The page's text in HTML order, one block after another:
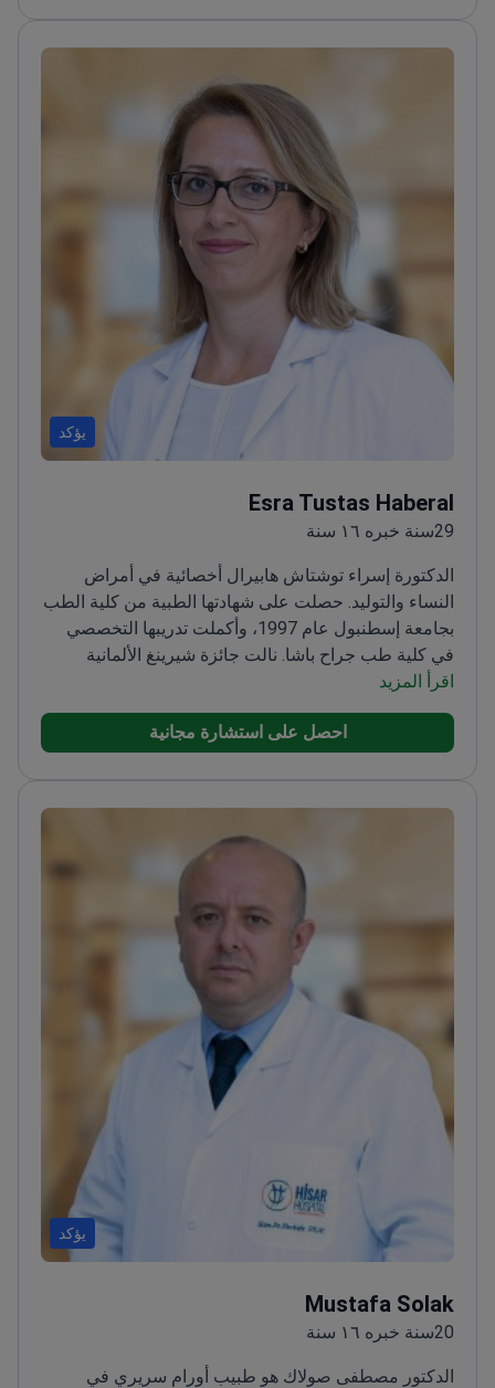
التدريب غاتا حيدر باشا. قام الطبيب بتأليف أكثر من 40
منشورًا في أبحاث السرطان وهو عضو في جمعية الأورام
الطبية التركية والجمعية الأوروبية للرأس والعنق.<\/p>
يؤكد
Esra Tustas Haberal
29سنة خبره ١٦ سنة
الدكتورة إسراء توشتاش هابيرال أخصائية في أمراض
النساء والتوليد. حصلت على شهادتها الطبية من كلية الطب
بجامعة إسطنبول عام 1997، وأكملت تدريبها التخصصي
في كلية طب جراح باشا. نالت جائزة شيرينغ الألمانية
الأولى عن بحثها حول تكوّن الأوعية الدموية والنزيف غير
المنتظم لدى مستخدمات اللولب، وقدمت هذا البحث في
المؤتمر الدولي الثالث للصحة الإنجابية وتنظيم الأسرة.
وسلس البول، والعقم، والجراحات طفيفة التوغل مثل
المنظار البطني والرحمي، كما تجري جراحات تجميلية
للحوض والأعضاء التناسلية. شاركت في العديد من
المؤتمرات المحلية والدولية، وعملت في مستشفى دلتا،
والبحوث.
اقرأ المزيد
احصل على استشارة مجانية
يؤكد
Mustafa Solak
20سنة خبره ١٦ سنة
الدكتور مصطفى صولاك هو طبيب أورام سريري في